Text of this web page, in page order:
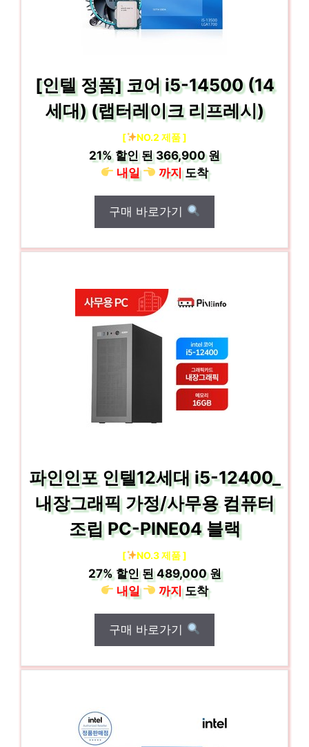
[인텔 정품] 코어 i5-14500 (14
세대) (랩터레이크 리프레시)
[ NO.2 제품 ]
21% 할인 된366,900 원
내일
까지도착
구매 바로가기
파인인포 인텔12세대 i5-12400_
내장그래픽 가정/사무용 컴퓨터
조립 PC-PINE04 블랙
[ NO.3 제품 ]
27%할인 된489,000 원
내일
까지도착
구매 바로가기